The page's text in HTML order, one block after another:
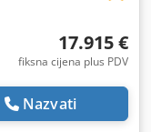
17.915 €
fiksna cijena plus PDV
Nazvati